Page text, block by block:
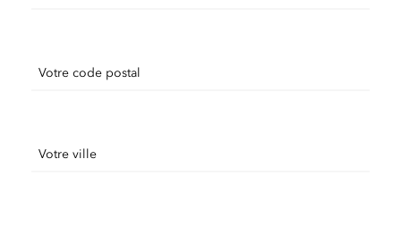
Votre code postal
Votre ville